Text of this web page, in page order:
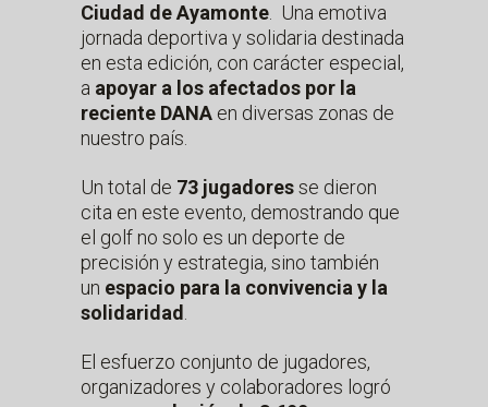
Ciudad de Ayamonte . Una emotiva
jornada deportiva y solidaria destinada
en esta edición, con carácter especial,
a apoyar a los afectados por la
reciente DANA en diversas zonas de
nuestro país.
Un total de 73 jugadoresse dieron
cita en este evento, demostrando que
el golf no solo es un deporte de
precisión y estrategia, sino también
un espacio para la convivencia y la
solidaridad
El esfuerzo conjunto de jugadores,
organizadores y colaboradores logró